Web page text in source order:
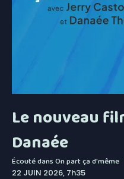
Le nouveau
Danaée
Écouté dansOn part ça d'même
22 JUIN 2026, 7h35